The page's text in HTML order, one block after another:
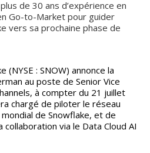
de 30 ans d’expérience en
Go-to-Market pour guider
vers sa prochaine phase de
au poste de Senior Vice
à compter du 21 juillet
chargé de piloter le réseau
de Snowflake, et de
via le Data Cloud AI